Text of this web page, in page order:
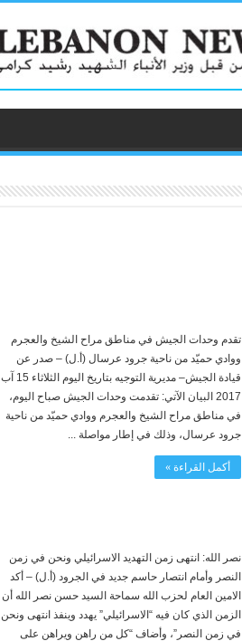
تقدم وحدات الجيش في مناطق مراح الشيخ والعجرم
ووادي حميّد من ناحية جرود عرسال (أ.ل) – صدر عن
قيادة الجيش– مديرية التوجيه بتاريخ اليوم الثلاثاء 15 آب
2017 البيان الآتي: تقدمت وحدات الجيش صباح اليوم،
في مناطق مراح الشيخ والعجرم ووادي حميّد من ناحية
جرود عرسال، وذلك في إطار مواصلة ...
أكمل القراءة »
نصر الله: انتهى زمن التهديد الاسرائيلي ونحن في زمن
النصر وأمام انتصار حاسم جديد في الجرود (أ.ل) – أكد
الامين العام لحزب الله سماحة السيد حسن نصر الله أن
الزمن الذي كان فيه “الاسرائيلي” يهدد وينفذ انتهى ونحن
في زمن النصر”، وأضاف “كل من راهن ويراهن على